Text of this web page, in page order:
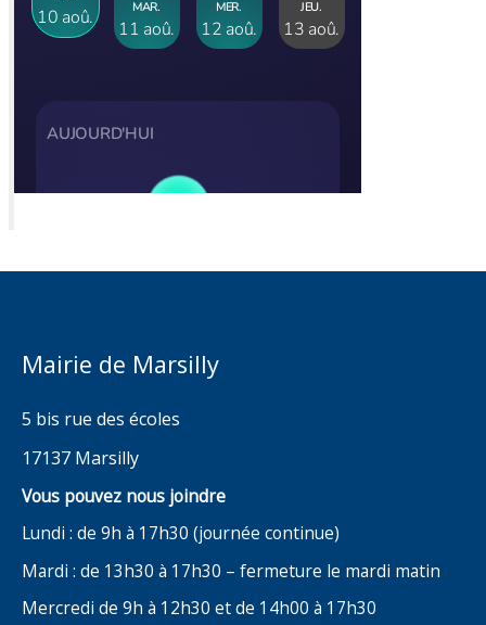
Mairie de Marsilly
5 bis rue des écoles
17137 Marsilly
Vous pouvez nous joindre
Lundi : de 9h à 17h30 (journée continue)
Mardi : de 13h30 à 17h30 – fermeture le mardi matin
Mercredi de 9h à 12h30 et de 14h00 à 17h30